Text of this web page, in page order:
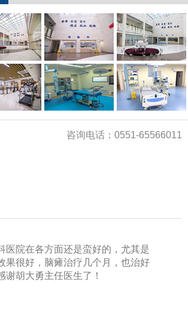
咨询电话：0551-65566011
，护士会全程指导你。速度很快，
业细心！
医院在各方面还是蛮好的，尤其是
果很好，脑瘫治疗几个月，也治好
谢胡大勇主任医生了！